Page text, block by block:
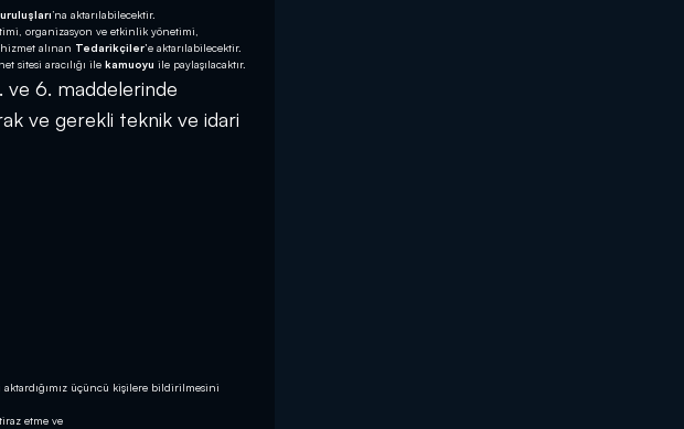
’na aktarılabilecektir.
organizasyon ve etkinlik yönetimi,
alınan Tedarikçiler’e aktarılabilecektir.
sitesi aracılığı ile kamuoyu ile paylaşılacaktır.
ve 6. maddelerinde
ve gerekli teknik ve idari
üçüncü kişilere bildirilmesini
etme ve